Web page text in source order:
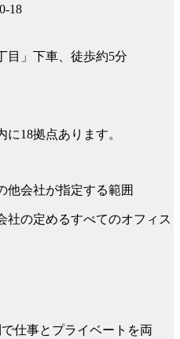
18
目」下車、徒歩約5分
18拠点あります。
他会社が指定する範囲
社の定めるすべてのオフィス
仕事とプライベートを両